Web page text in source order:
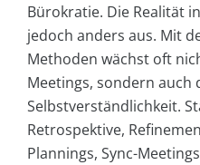
Bürokratie. Die Realität
jedoch anders aus. Mit
Methoden wächst oft
Meetings, sondern auch
Selbstverständlichkeit.
Retrospektive,
Plannings, Sync-